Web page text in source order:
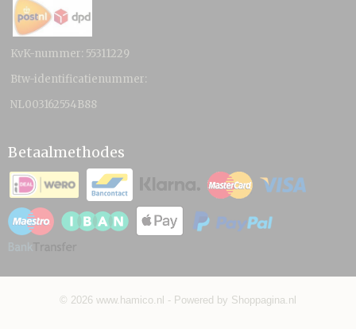
KvK-nummer: 55311229
Btw-identificatienummer:
NL003162554B88
Betaalmethodes
© 2026 www.hamico.nl - Powered by Shoppagina.nl